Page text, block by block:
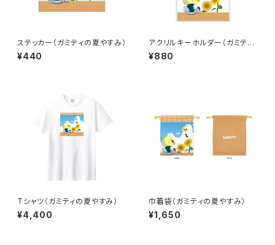
ステッカー（ガミティの夏やすみ）
¥440
アクリルキーホルダー（ガミティ
の夏やすみ）
¥880
Tシャツ（ガミティの夏やすみ）
¥4,400
巾着袋（ガミティの夏やすみ）
¥1,650